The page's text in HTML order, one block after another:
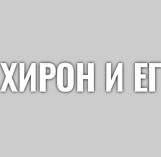
ХИРОН И